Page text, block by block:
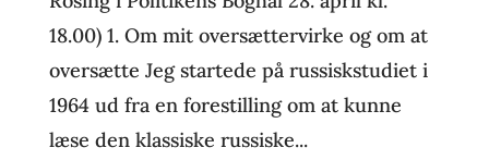
18.00) 1. Om mit oversættervirke og om at
oversætte Jeg startede på russiskstudiet i
1964 ud fra en forestilling om at kunne
læse den klassiske russiske...